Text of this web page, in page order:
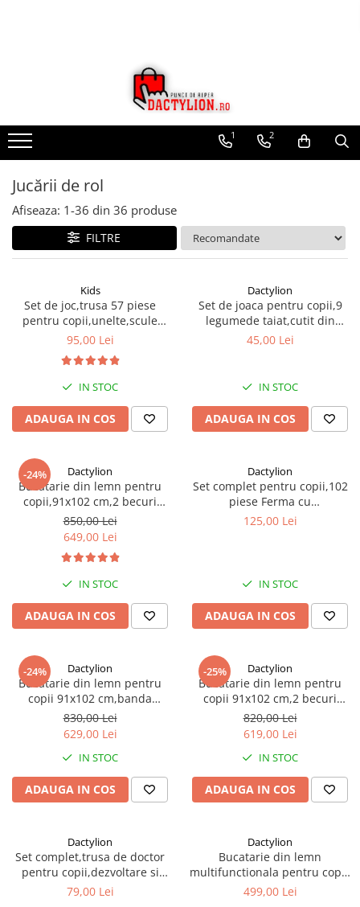
1 2
Jucării de rol
Afiseaza: 1-36 din 36 produse
FILTRE
Kids
Set de joc,trusa 57 piese
pentru copii,unelte,scule
pentru micii
95,00 Lei
IN STOC
ADAUGA IN COS
Dactylion
Set de joaca pentru copii,9
legumede taiat,cutit din
lemn,cutie de depozitare -
45,00 Lei
IN STOC
ADAUGA IN COS
-24% Dactylion
Bucatarie din lemn pentru
copii,91x102 cm,2 becuri
LED,sort de gatit - Alb
850,00 Lei
649,00 Lei
IN STOC
ADAUGA IN COS
Dactylion
Set complet pentru copii,102
piese Ferma cu
animale,tractoare,gospodarie
125,00 Lei
IN STOC
ADAUGA IN COS
-24% Dactylion
Bucatarie din lemn pentru
copii 91x102 cm,banda
multicolora LED,accesorii
incluse - Alb
830,00 Lei
629,00 Lei
IN STOC
ADAUGA IN COS
-25% Dactylion
Bucatarie din lemn pentru
copii 91x102 cm,2 becuri
LED,accesorii incluse - Alb
820,00 Lei
619,00 Lei
IN STOC
ADAUGA IN COS
Dactylion
Set complet,trusa de doctor
pentru copii,dezvoltare si
distractie - Albastru
79,00 Lei
Dactylion
Bucatarie din lemn
multifunctionala pentru copii,
dimensiune 80x80 cm - Alb
499,00 Lei